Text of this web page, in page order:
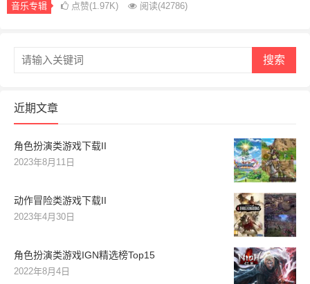
音乐专辑 点赞(1.97K) 阅读(42786)
搜索
近期文章
角色扮演类游戏下载II
2023年8月11日
动作冒险类游戏下载II
2023年4月30日
角色扮演类游戏IGN精选榜Top15
2022年8月4日